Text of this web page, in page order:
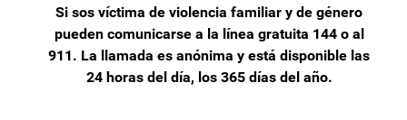
Si sos víctima de violencia familiar y de género
pueden comunicarse a la línea gratuita 144 o al
911. La llamada es anónima y está disponible las
24 horas del día, los 365 días del año.